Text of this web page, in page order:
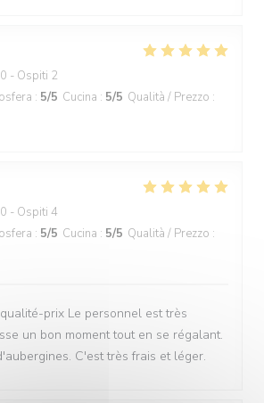
- Ospiti 2
: 5/5 Cucina : 5/5 Qualità / Prezzo :
- Ospiti 4
: 5/5 Cucina : 5/5 Qualità / Prezzo :
prix Le personnel est très
un bon moment tout en se régalant.
C'est très frais et léger.